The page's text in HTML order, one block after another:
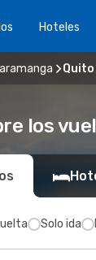
Hoteles
los
Solo ida